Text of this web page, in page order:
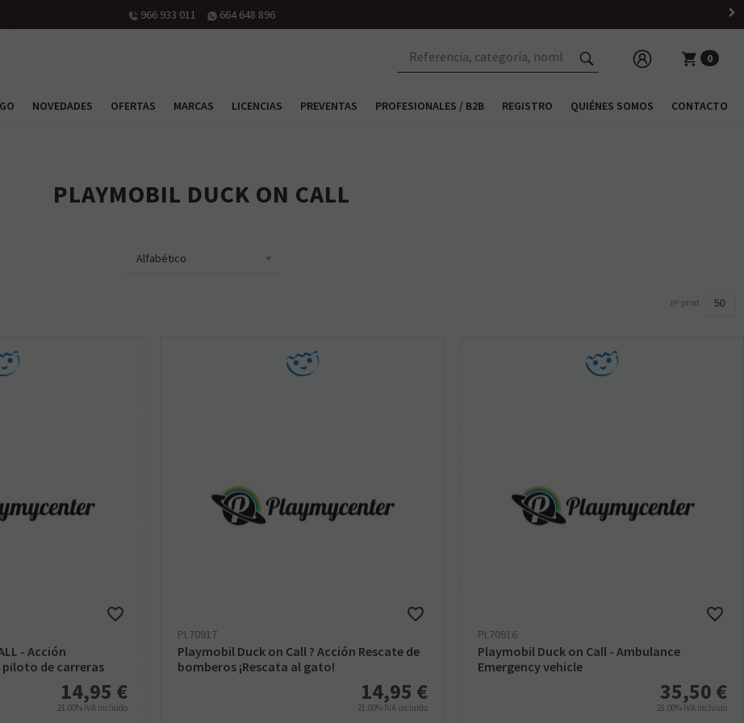
966 933 011 664 648 896
0
NOVEDADES OFERTAS MARCAS LICENCIAS PREVENTAS PROFESIONALES / B2B REGISTRO QUIÉNES SOMOS CONTACTO
PLAYMOBIL DUCK ON CALL
nº prod.
- Acción
piloto de carreras
14,95 €
21.00% IVA incluido
PL70917
Playmobil Duck on Call ? Acción Rescate de
bomberos ¡Rescata al gato!
14,95 €
21.00% IVA incluido
PL70916
Playmobil Duck on Call - Ambulance
Emergency vehicle
35,50 €
21.00% IVA incluido